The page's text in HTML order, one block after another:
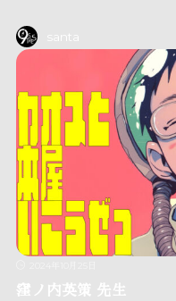
santa
窪ノ内英策 先生